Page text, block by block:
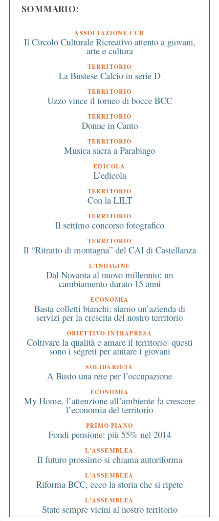
SOMMARIO:
ASSOCIAZIONE CCR
Il Circolo Culturale Ricreativo attento a giovani,
arte e cultura
TERRITORIO
La Bustese Calcio in serie D
TERRITORIO
Uzzo vince il torneo di bocce BCC
TERRITORIO
Donne in Canto
TERRITORIO
Musica sacra a Parabiago
EDICOLA
L’edicola
TERRITORIO
Con la LILT
TERRITORIO
Il settimo concorso fotografico
TERRITORIO
Il “Ritratto di montagna” del CAI di Castellanza
L'INDAGINE
Dal Novanta al nuovo millennio: un
cambiamento durato 15 anni
ECONOMIA
Basta colletti bianchi: siamo un’azienda di
servizi per la crescita del nostro territorio
OBIETTIVO INTRAPRESA
Coltivare la qualità e amare il territorio: questi
sono i segreti per aiutare i giovani
SOLIDARIETÀ
A Busto una rete per l’occupazione
ECONOMIA
My Home, l’attenzione all’ambiente fa crescere
l’economia del territorio
PRIMO PIANO
Fondi pensione: più 55% nel 2014
L'ASSEMBLEA
Il futuro prossimo si chiama autoriforma
L'ASSEMBLEA
Riforma BCC, ecco la storia che si ripete
L'ASSEMBLEA
State sempre vicini al nostro territorio